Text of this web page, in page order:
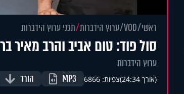
ראשי VOD ערוץ הידברות תכני ערוץ הידברות
סול פוד: טום אביב והרב מאיר
ערוץ הידברות
(אורך 24:34) צפיות: 6866 MP3 הורד